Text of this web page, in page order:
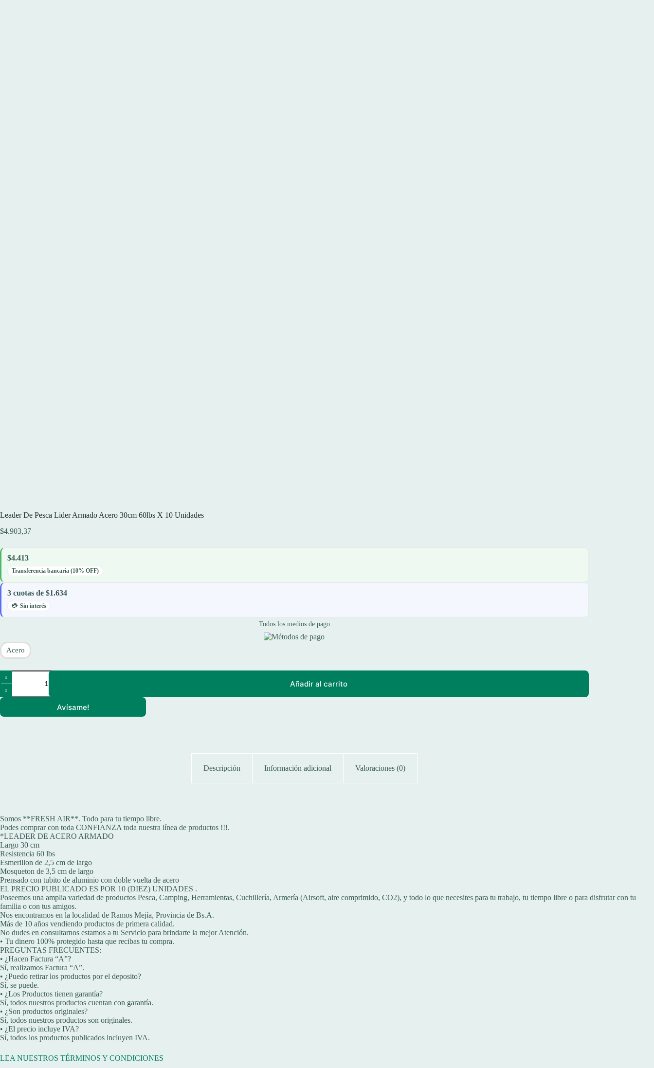
Leader De Pesca Lider Armado Acero 30cm 60lbs X 10 Unidades
$4.903,37
$4.413
Transferencia bancaria (10% OFF)
3 cuotas de $1.634
Sin interés
Todos los medios de pago
Acero
Leader
De
Pesca
Lider
Acero
Añadir al carrito
Avísame!
Descripción Información adicional Valoraciones (0)
Somos **FRESH AIR**. Todo para tu tiempo libre.
Podes comprar con toda CONFIANZA toda nuestra línea de productos !!!.
*LEADER DE ACERO ARMADO
Largo 30 cm
Resistencia 60 lbs
Esmerillon de 2,5 cm de largo
Mosqueton de 3,5 cm de largo
Prensado con tubito de aluminio con doble vuelta de acero
EL PRECIO PUBLICADO ES POR 10 (DIEZ) UNIDADES .
Poseemos una amplia variedad de productos Pesca, Camping, Herramientas, Cuchillería, Armería (Airsoft, aire comprimido, CO2), y todo lo que necesites para tu trabajo, tu tiempo libre o para disfrutar con tu
familia o con tus amigos.
Nos encontramos en la localidad de Ramos Mejía, Provincia de Bs.A.
Más de 10 años vendiendo productos de primera calidad.
No dudes en consultarnos estamos a tu Servicio para brindarte la mejor Atención.
• Tu dinero 100% protegido hasta que recibas tu compra.
PREGUNTAS FRECUENTES:
• ¿Hacen Factura “A”?
Sí, realizamos Factura “A”.
• ¿Puedo retirar los productos por el deposito?
Sí, se puede.
• ¿Los Productos tienen garantía?
Sí, todos nuestros productos cuentan con garantía.
• ¿Son productos originales?
Sí, todos nuestros productos son originales.
• ¿El precio incluye IVA?
Sí, todos los productos publicados incluyen IVA.
LEA NUESTROS TÉRMINOS Y CONDICIONES